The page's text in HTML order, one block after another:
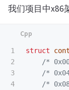
我们项目中x86
1
2
3
4
struct
/*
/*
/*